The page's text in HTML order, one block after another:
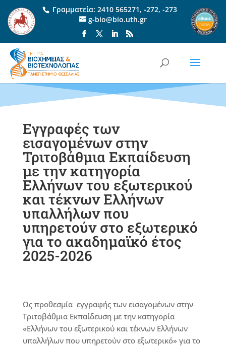
Γραμματεία: 2410 565271, -272, -273
g-bio@bio.uth.gr
Eγγραφές των
εισαγομένων στην
Τριτοβάθμια Εκπαίδευση
με την κατηγορία
Ελλήνων του εξωτερικού
και τέκνων Ελλήνων
υπαλλήλων που
υπηρετούν στο εξωτερικό
για το ακαδημαϊκό έτος
2025-2026
Ως προθεσμία εγγραφής των εισαγομένων στην
Τριτοβάθμια Εκπαίδευση με την κατηγορία
«Ελλήνων του εξωτερικού και τέκνων Ελλήνων
υπαλλήλων που υπηρετούν στο εξωτερικό» για το